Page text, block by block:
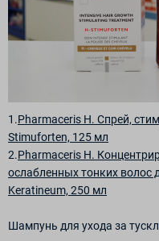
1.Pharmaceris Н. Спрей,
Stimuforten, 125 мл
2.Pharmaceris H.
ослабленных тонких волос
Keratineum, 250 мл
Шампунь для ухода за